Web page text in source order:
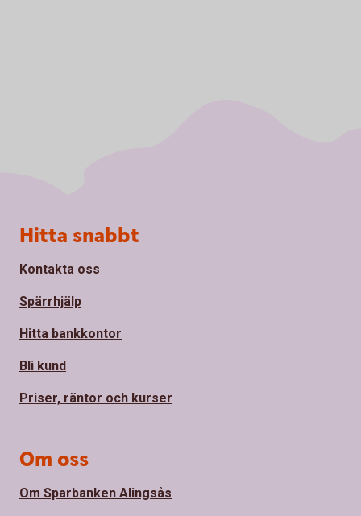
Sidfot
Hitta snabbt
Kontakta oss
Spärrhjälp
Hitta bankkontor
Bli kund
Priser, räntor och kurser
Om oss
Om Sparbanken Alingsås